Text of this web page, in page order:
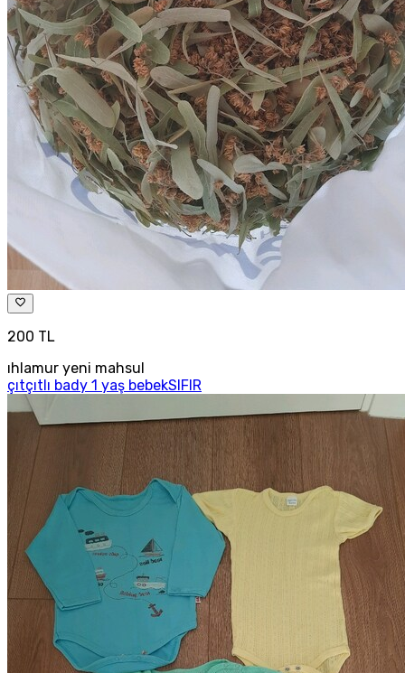
200 TL
ıhlamur yeni mahsul
çıtçıtlı bady 1 yaş bebekSIFIR